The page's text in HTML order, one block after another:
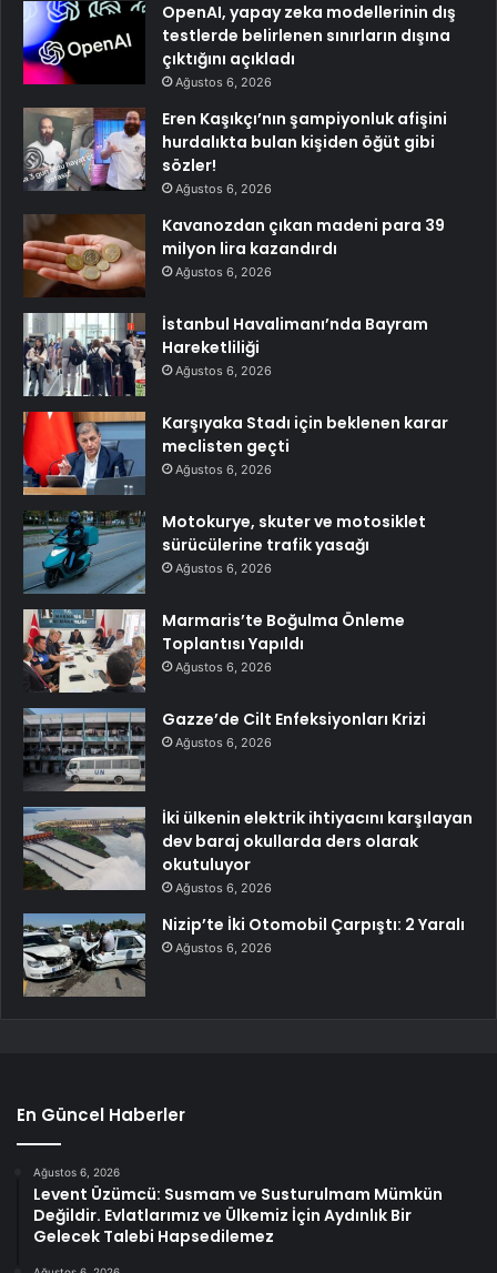
OpenAI, yapay zeka modellerinin dış
testlerde belirlenen sınırların dışına
çıktığını açıkladı
Ağustos 6, 2026
Eren Kaşıkçı’nın şampiyonluk afişini
hurdalıkta bulan kişiden öğüt gibi
sözler!
Ağustos 6, 2026
Kavanozdan çıkan madeni para 39
milyon lira kazandırdı
Ağustos 6, 2026
İstanbul Havalimanı’nda Bayram
Hareketliliği
Ağustos 6, 2026
Karşıyaka Stadı için beklenen karar
meclisten geçti
Ağustos 6, 2026
Motokurye, skuter ve motosiklet
sürücülerine trafik yasağı
Ağustos 6, 2026
Marmaris’te Boğulma Önleme
Toplantısı Yapıldı
Ağustos 6, 2026
Gazze’de Cilt Enfeksiyonları Krizi
Ağustos 6, 2026
İki ülkenin elektrik ihtiyacını karşılayan
dev baraj okullarda ders olarak
okutuluyor
Ağustos 6, 2026
Nizip’te İki Otomobil Çarpıştı: 2 Yaralı
Ağustos 6, 2026
En Güncel Haberler
Ağustos 6, 2026
Levent Üzümcü: Susmam ve Susturulmam Mümkün
Değildir. Evlatlarımız ve Ülkemiz İçin Aydınlık Bir
Gelecek Talebi Hapsedilemez